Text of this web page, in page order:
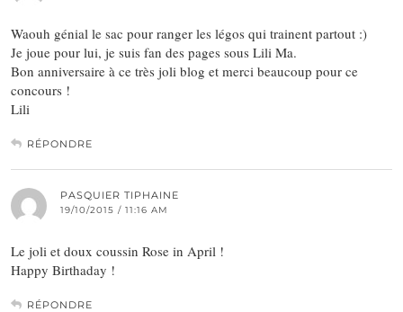
Waouh génial le sac pour ranger les légos qui trainent partout :)
Je joue pour lui, je suis fan des pages sous Lili Ma.
Bon anniversaire à ce très joli blog et merci beaucoup pour ce
concours !
Lili
RÉPONDRE
PASQUIER TIPHAINE
19/10/2015 / 11:16 AM
Le joli et doux coussin Rose in April !
Happy Birthaday !
RÉPONDRE